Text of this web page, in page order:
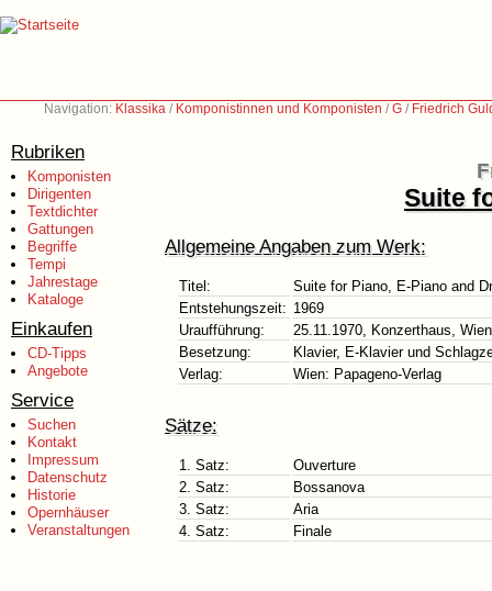
Navigation: Klassika / Komponistinnen und Komponisten /G / Friedrich
Rubriken
Komponisten
Dirigenten
Textdichter
Gattungen
Begriffe
Tempi
Jahrestage
Kataloge
Einkaufen
CD-Tipps
Angebote
Service
Suchen
Kontakt
Impressum
Datenschutz
Historie
Opernhäuser
Veranstaltungen
Suite
Allgemeine Angaben zum Werk:
Titel:
Suite for Piano, E-Piano and
Entstehungszeit: 1969
Uraufführung:
25.11.1970, Konzerthaus, Wien
Besetzung:
Klavier, E-Klavier und
Verlag:
Wien: Papageno-Verlag
Sätze:
1. Satz:
Ouverture
2. Satz:
Bossanova
3. Satz:
Aria
4. Satz:
Finale